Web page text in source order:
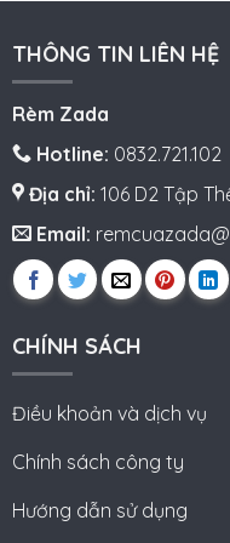
THÔNG TIN LIÊN HỆ
Rèm Zada
Hotline: 0832.721.102
Địa chỉ: 106 D2 Tập
Email:
CHÍNH SÁCH
Điều khoản và dịch vụ
Chính sách công ty
Hướng dẫn sử dụng